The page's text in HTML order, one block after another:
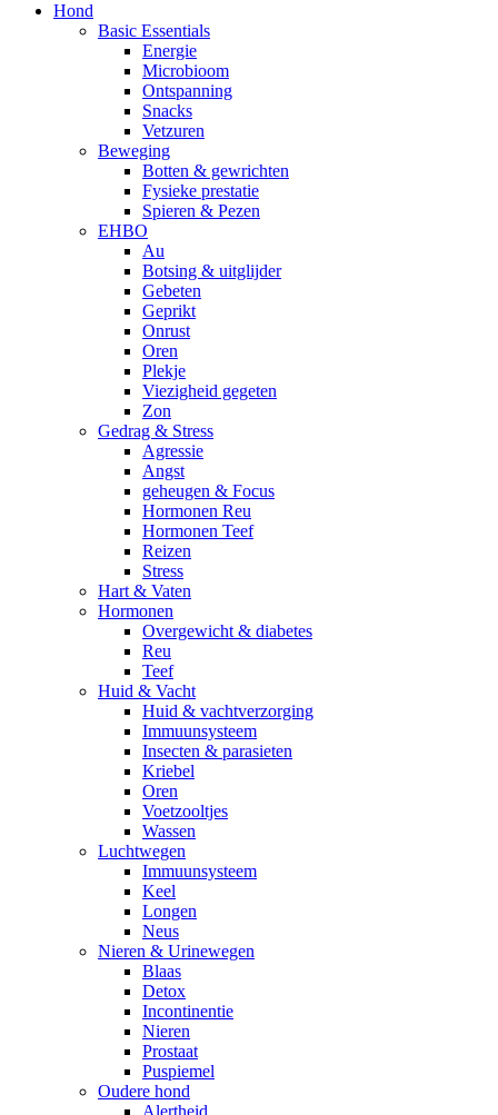
Hond
Basic Essentials
Energie
Microbioom
Ontspanning
Snacks
Vetzuren
Beweging
Botten & gewrichten
Fysieke prestatie
Spieren & Pezen
EHBO
Au
Botsing & uitglijder
Gebeten
Geprikt
Onrust
Oren
Plekje
Viezigheid gegeten
Zon
Gedrag & Stress
Agressie
Angst
geheugen & Focus
Hormonen Reu
Hormonen Teef
Reizen
Stress
Hart & Vaten
Hormonen
Overgewicht & diabetes
Reu
Teef
Huid & Vacht
Huid & vachtverzorging
Immuunsysteem
Insecten & parasieten
Kriebel
Oren
Voetzooltjes
Wassen
Luchtwegen
Immuunsysteem
Keel
Longen
Neus
Nieren & Urinewegen
Blaas
Detox
Incontinentie
Nieren
Prostaat
Puspiemel
Oudere hond
Alertheid